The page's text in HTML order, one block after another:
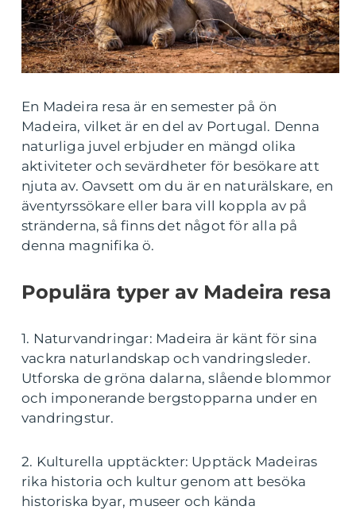
En Madeira resa är en semester på ön
Madeira, vilket är en del av Portugal. Denna
naturliga juvel erbjuder en mängd olika
aktiviteter och sevärdheter för besökare att
njuta av. Oavsett om du är en naturälskare, en
äventyrssökare eller bara vill koppla av på
stränderna, så finns det något för alla på
denna magnifika ö.
Populära typer av Madeira resa
1. Naturvandringar: Madeira är känt för sina
vackra naturlandskap och vandringsleder.
Utforska de gröna dalarna, slående blommor
och imponerande bergstopparna under en
vandringstur.
2. Kulturella upptäckter: Upptäck Madeiras
rika historia och kultur genom att besöka
historiska byar, museer och kända